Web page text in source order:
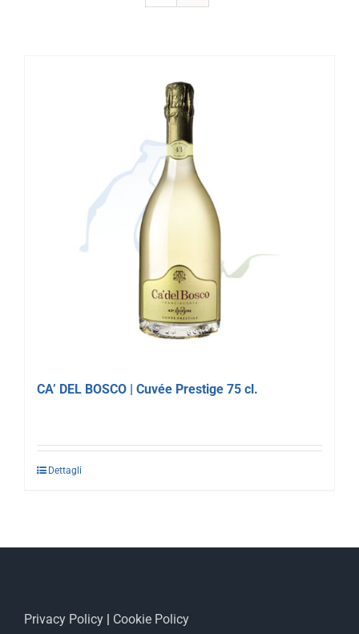
CA’ DEL BOSCO | Cuvée Prestige 75 cl.
Dettagli
Privacy Policy Cookie Policy